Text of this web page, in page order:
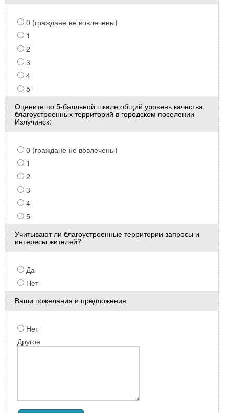
0 (граждане не вовлечены)
1
2
3
4
5
Оцените по 5-балльной шкале общий уровень качества
благоустроенных территорий в городском поселении
Излучинск:
0 (граждане не вовлечены)
1
2
3
4
5
Учитывают ли благоустроенные территории запросы и
интересы жителей?
Да
Нет
Ваши пожелания и предложения
Нет
Другое